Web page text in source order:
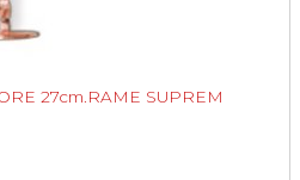
27cm.RAME SUPREM